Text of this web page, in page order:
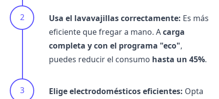
Usa el lavavajillas correctamente: Es más
eficiente que fregar a mano. Acarga
completa y con el programa "eco",
puedes reducir el consumo hasta un 45%.
Elige electrodomésticos eficientes: Opta